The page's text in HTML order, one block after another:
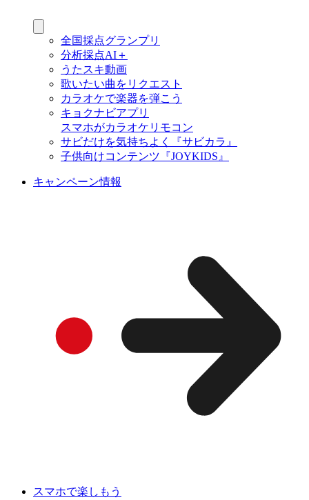
全国採点グランプリ
分析採点AI＋
うたスキ動画
歌いたい曲をリクエスト
カラオケで楽器を弾こう
キョクナビアプリ
スマホがカラオケリモコン
サビだけを気持ちよく『サビカラ』
子供向けコンテンツ『JOYKIDS』
キャンペーン情報
スマホで楽しもう